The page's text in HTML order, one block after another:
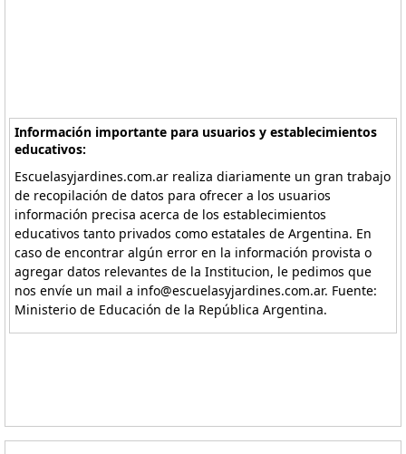
Información importante para usuarios y establecimientos
educativos:
Escuelasyjardines.com.ar realiza diariamente un gran trabajo
de recopilación de datos para ofrecer a los usuarios
información precisa acerca de los establecimientos
educativos tanto privados como estatales de Argentina. En
caso de encontrar algún error en la información provista o
agregar datos relevantes de la Institucion, le pedimos que
nos envíe un mail a info@escuelasyjardines.com.ar. Fuente:
Ministerio de Educación de la República Argentina.